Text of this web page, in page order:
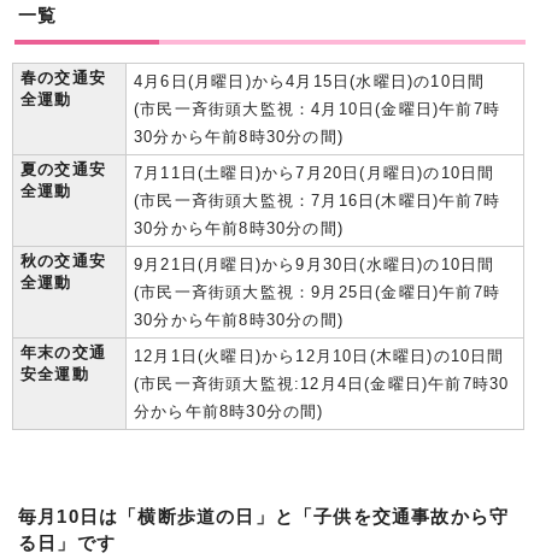
一覧
春の交通安
全運動
4月6日(月曜日)から4月15日(水曜日)の10日間
(市民一斉街頭大監視：4月10日(金曜日)午前7時
30分から午前8時30分の間)
夏の交通安
全運動
7月11日(土曜日)から7月20日(月曜日)の10日間
(市民一斉街頭大監視：7月16日(木曜日)午前7時
30分から午前8時30分の間)
秋の交通安
全運動
9月21日(月曜日)から9月30日(水曜日)の10日間
(市民一斉街頭大監視：9月25日(金曜日)午前7時
30分から午前8時30分の間)
年末の交通
安全運動
12月1日(火曜日)から12月10日(木曜日)の10日間
(市民一斉街頭大監視:12月4日(金曜日)午前7時30
分から午前8時30分の間)
毎月10日は「横断歩道の日」と「子供を交通事故から守
る日」です